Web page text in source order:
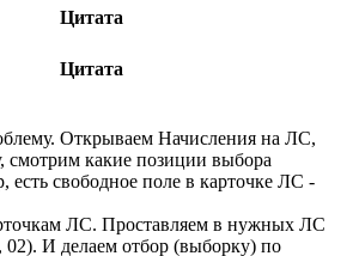
Цитата
Цитата
Открываем Начисления на ЛС,
смотрим какие позиции выбора
есть свободное поле в карточке ЛС -
ЛС. Проставляем в нужных ЛС
02). И делаем отбор (выборку) по